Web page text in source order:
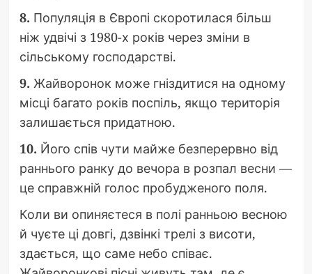
8. Популяція в Європі скоротилася більш
ніж удвічі з 1980-х років через зміни в
сільському господарстві.
9. Жайворонок може гніздитися на одному
місці багато років поспіль, якщо територія
залишається придатною.
10. Його спів чути майже безперервно від
раннього ранку до вечора в розпал весни —
це справжній голос пробудженого поля.
Коли ви опиняєтеся в полі ранньою весною
й чуєте ці довгі, дзвінкі трелі з висоти,
здається, що саме небо співає.